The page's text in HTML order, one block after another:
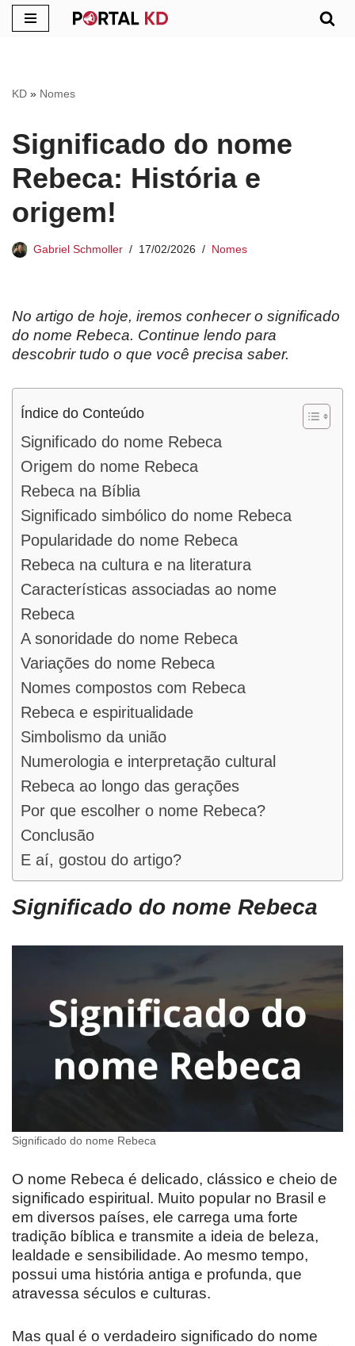
conteúdo
KD » Nomes
Significado do nome
Rebeca: História e
origem!
Gabriel Schmoller 17/02/2026 Nomes
No artigo de hoje, iremos conhecer o significado
do nome Rebeca. Continue lendo para
descobrir tudo o que você precisa saber.
Índice do Conteúdo
Significado do nome Rebeca
Origem do nome Rebeca
Rebeca na Bíblia
Significado simbólico do nome Rebeca
Popularidade do nome Rebeca
Rebeca na cultura e na literatura
Características associadas ao nome
Rebeca
A sonoridade do nome Rebeca
Variações do nome Rebeca
Nomes compostos com Rebeca
Rebeca e espiritualidade
Simbolismo da união
Numerologia e interpretação cultural
Rebeca ao longo das gerações
Por que escolher o nome Rebeca?
Conclusão
E aí, gostou do artigo?
Significado do nome Rebeca
Significado do nome Rebeca
O nome Rebeca é delicado, clássico e cheio de
significado espiritual. Muito popular no Brasil e
em diversos países, ele carrega uma forte
tradição bíblica e transmite a ideia de beleza,
lealdade e sensibilidade. Ao mesmo tempo,
possui uma história antiga e profunda, que
atravessa séculos e culturas.
Mas qual é o verdadeiro significado do nome